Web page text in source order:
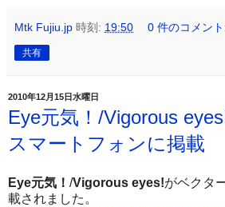
Mtk Fujiu.jp 時刻: 19:50 0 件のコメン
共有
2010年12月15日水曜日
Eye元気！/Vigorous
スマートフォンに掲載
Eye元気！ /Vigorous eyes!がベクタ
載されました。